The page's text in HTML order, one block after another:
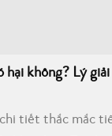
hại không? Lý
tiết thắc mắc